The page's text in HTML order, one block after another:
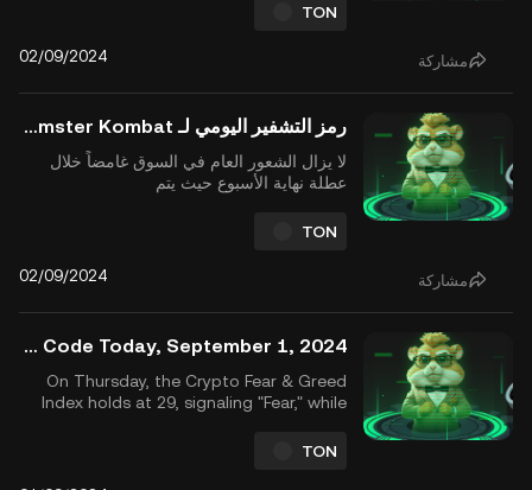
2024. هذا الحدث، الذي تأخر عن موعده الأصلي
TON
مشاركة 02/09/2024
رمز التشفير اليومي لـ Hamster Kombat ليوم 2 سبتمبر 2024
لا يزال الشعور العام في السوق غامضاً خلال
عطلة نهاية الأسبوع حيث يتم
Kombat وضع الاستراتيجيات، مع التركيز على
زيادة أرباحهم داخل اللعبة قبل الإطلاق المنتظر
لـ $HMSTR TGE وairdop المقرر في 26
سبتمبر 2024. نظرة سريعة ...
TON
مشاركة 02/09/2024
Hamster Kombat Daily Cipher Code Today, September 1, 2024
On Thursday, the Crypto Fear & Greed
Index holds at 29, signaling "Fear," while
crucial $60,000 mark. Amid this volatility,
Hamster Kombat players continue to
TON